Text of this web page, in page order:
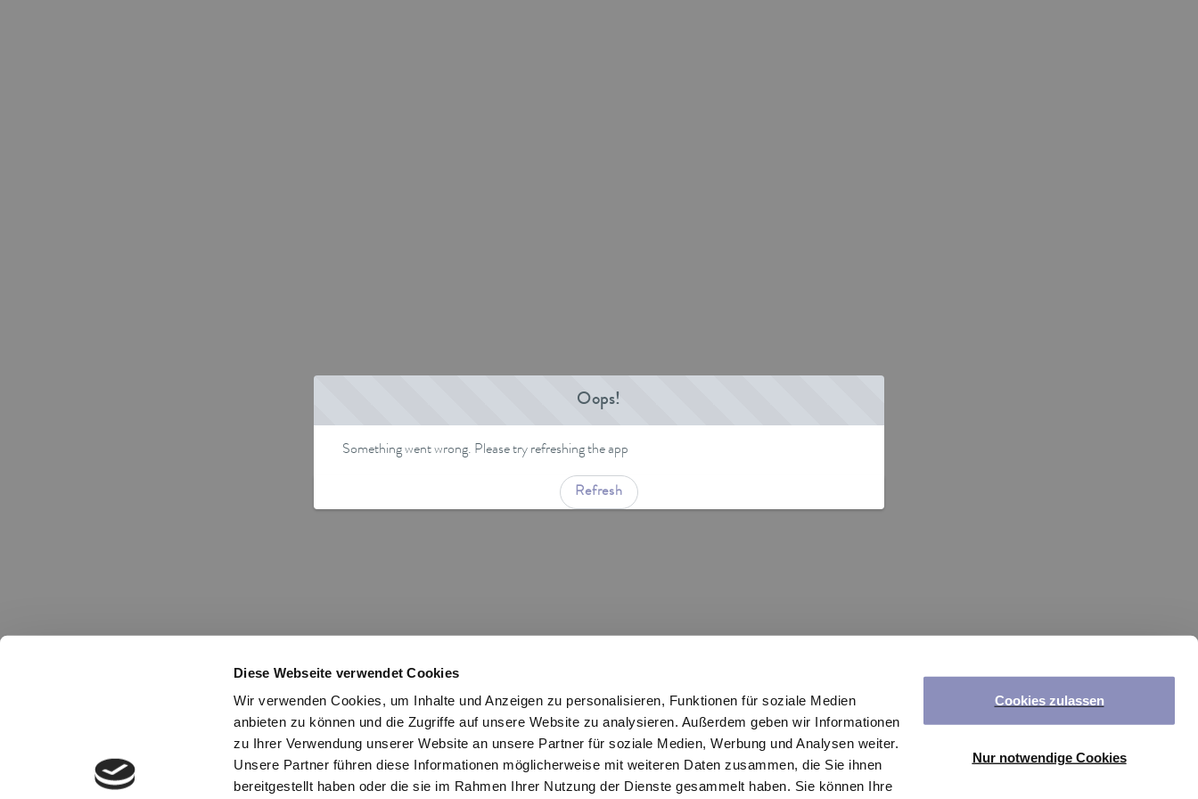
Diese Webseite verwendet Cookies
Wir verwenden Cookies, um Inhalte und Anzeigen zu personalisieren, Funktionen für soziale Medien
anbieten zu können und die Zugriffe auf unsere Website zu analysieren. Außerdem geben wir Informationen
zu Ihrer Verwendung unserer Website an unsere Partner für soziale Medien, Werbung und Analysen weiter.
Unsere Partner führen diese Informationen möglicherweise mit weiteren Daten zusammen, die Sie ihnen
bereitgestellt haben oder die sie im Rahmen Ihrer Nutzung der Dienste gesammelt haben. Sie können Ihre
Cookies zulassen
Nur notwendige Cookies
Oops!
Something went wrong. Please try refreshing the app
Refresh